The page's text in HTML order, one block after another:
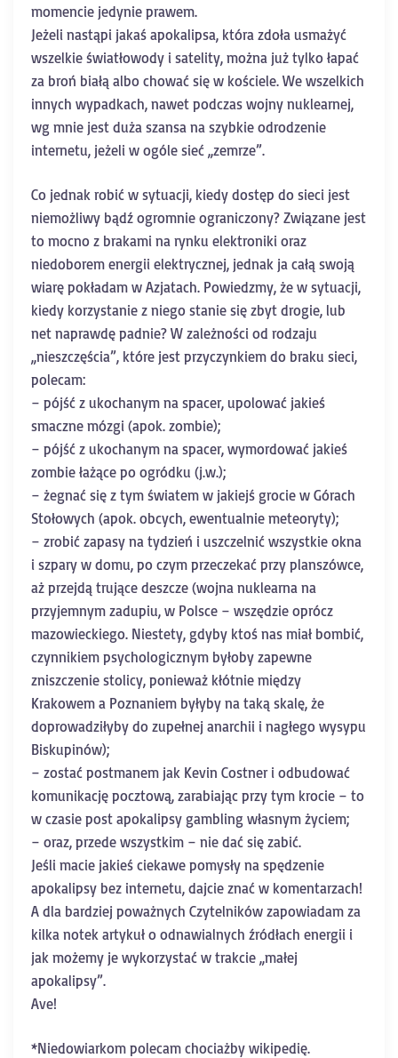
momencie jedynie prawem.
Jeżeli nastąpi jakaś apokalipsa, która zdoła usmażyć
wszelkie światłowody i satelity, można już tylko łapać
za broń białą albo chować się w kościele. We wszelkich
innych wypadkach, nawet podczas wojny nuklearnej,
wg mnie jest duża szansa na szybkie odrodzenie
internetu, jeżeli w ogóle sieć ,,zemrze”.
Co jednak robić w sytuacji, kiedy dostęp do sieci jest
niemożliwy bądź ogromnie ograniczony? Związane jest
to mocno z brakami na rynku elektroniki oraz
niedoborem energii elektrycznej, jednak ja całą swoją
wiarę pokładam w Azjatach. Powiedzmy, że w sytuacji,
kiedy korzystanie z niego stanie się zbyt drogie, lub
net naprawdę padnie? W zależności od rodzaju
,,nieszczęścia”, które jest przyczynkiem do braku sieci,
polecam:
– pójść z ukochanym na spacer, upolować jakieś
smaczne mózgi (apok. zombie);
– pójść z ukochanym na spacer, wymordować jakieś
zombie łażące po ogródku (j.w.);
– żegnać się z tym światem w jakiejś grocie w Górach
Stołowych (apok. obcych, ewentualnie meteoryty);
– zrobić zapasy na tydzień i uszczelnić wszystkie okna
i szpary w domu, po czym przeczekać przy planszówce,
aż przejdą trujące deszcze (wojna nuklearna na
przyjemnym zadupiu, w Polsce – wszędzie oprócz
mazowieckiego. Niestety, gdyby ktoś nas miał bombić,
czynnikiem psychologicznym byłoby zapewne
zniszczenie stolicy, ponieważ kłótnie między
Krakowem a Poznaniem byłyby na taką skalę, że
doprowadziłyby do zupełnej anarchii i nagłego wysypu
Biskupinów);
– zostać postmanem jak Kevin Costner i odbudować
komunikację pocztową, zarabiając przy tym krocie – to
w czasie post apokalipsy gambling własnym życiem;
– oraz, przede wszystkim – nie dać się zabić.
Jeśli macie jakieś ciekawe pomysły na spędzenie
apokalipsy bez internetu, dajcie znać w komentarzach!
A dla bardziej poważnych Czytelników zapowiadam za
kilka notek artykuł o odnawialnych źródłach energii i
jak możemy je wykorzystać w trakcie ,,małej
apokalipsy”.
Ave!
*Niedowiarkom polecam chociażby wikipedię.